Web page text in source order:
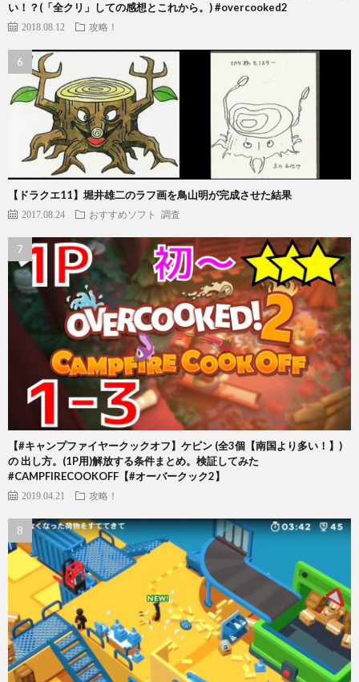
い！？(「全クリ」しての感想とこれから。) #overcooked2
2018.08.12 攻略！
【ドラクエ11】堀井雄二のラフ画を鳥山明が完成させた結果
2017.08.24 おすすめソフト 調査
【#キャンプファイヤークックオフ】ケビン (全3個【南国より多い！】)
の 出し方。(1P用)解放する条件まとめ。検証してみた
#CAMPFIRECOOKOFF【#オーバークック2】
2019.04.21 攻略！